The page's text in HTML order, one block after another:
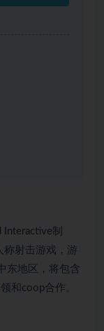
制
称射击游戏，游
东地区，将包含
和coop合作。